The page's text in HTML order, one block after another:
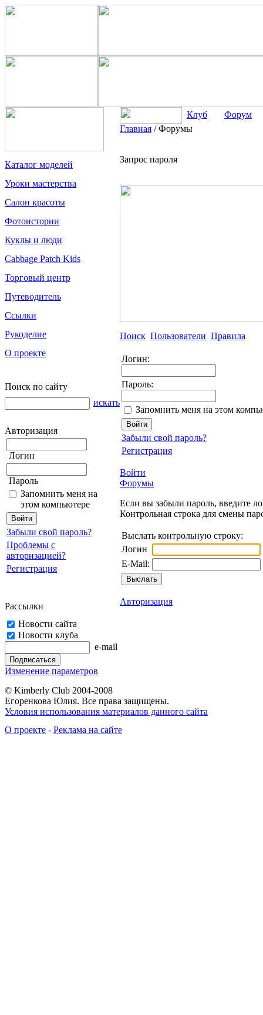
Каталог моделей
Уроки мастерства
Салон красоты
Фотоистории
Куклы и люди
Cabbage Patch Kids
Торговый центр
Путеводитель
Ссылки
Рукоделие
О проекте
Поиск по сайту
искать
Авторизация
Логин
Пароль
Запомнить меня на
этом компьютере
Забыли свой пароль?
Проблемы с
авторизацией?
Регистрация
Рассылки
Новости сайта
Новости клуба
e-mail
Изменение параметров
Клуб
Форум
Главная /Форумы
Запрос пароля
Поиск Пользователи Правила
Логин:
Пароль:
Запомнить меня на этом
Забыли свой пароль?
Регистрация
Войти
Форумы
Если вы забыли пароль, введите
Контрольная строка для смены
Выслать контрольную строку:
Логин
E-Mail:
Авторизация
© Kimberly Club 2004-2008
Егоренкова Юлия. Все права защищены.
Условия использования материалов данного сайта
О проекте - Реклама на сайте